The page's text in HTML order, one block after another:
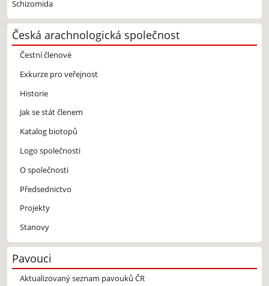
Schizomida
Česká arachnologická společnost
Čestní členové
Exkurze pro veřejnost
Historie
Jak se stát členem
Katalog biotopů
Logo společnosti
O společnosti
Předsednictvo
Projekty
Stanovy
Pavouci
Aktualizovaný seznam pavouků ČR